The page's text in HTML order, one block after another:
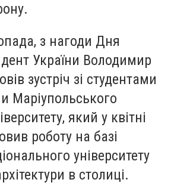
з нагоди Дня
України Володимир
зустріч зі студентами
Маріупольського
який у квітні
роботу на базі
університету
в столиці.